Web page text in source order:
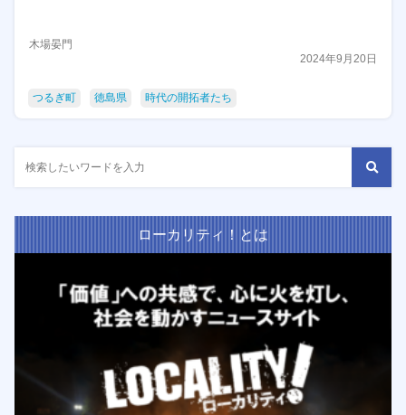
木場晏門
2024年9月20日
つるぎ町 徳島県 時代の開拓者たち
ローカリティ！とは